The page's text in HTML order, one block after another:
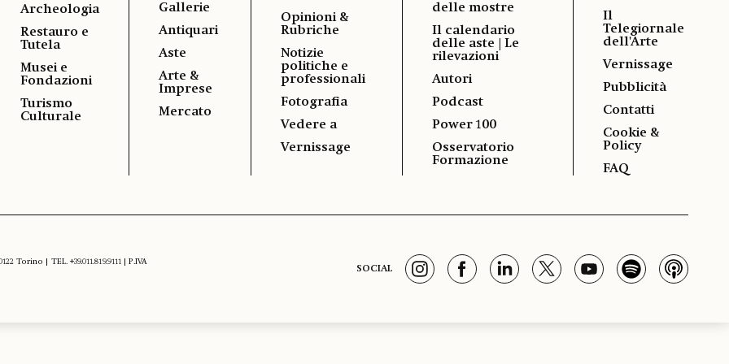
Archeologia
Restauro e
Tutela
Musei e
Fondazioni
Turismo
Culturale
Gallerie
Antiquari
Aste
Arte &
Imprese
Mercato
Opinioni &
Rubriche
Notizie
politiche e
professionali
Fotografia
Vedere a
Vernissage
delle mostre
Il calendario
delle aste | Le
rilevazioni
Autori
Podcast
Power 100
Osservatorio
Formazione
Il
Telegiornale
dell'Arte
Vernissage
Pubblicità
Contatti
Cookie &
Policy
FAQ
Torino | TEL. +39.011.819.9111 | P.IVA
SOCIAL